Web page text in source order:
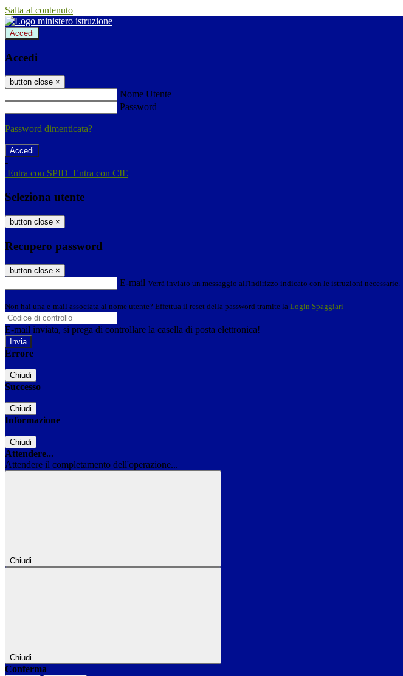
Salta al contenuto
Accedi
Accedi
button close ×
Nome Utente
Password
Password dimenticata?
-
Entra con SPID Entra con CIE
Seleziona utente
button close ×
Recupero password
button close ×
E-mail Verrà inviato un messaggio all'indirizzo indicato con le istruzioni necessarie.
Non hai una e-mail associata al nome utente? Effettua il reset della password tramite la Login Spaggiari
E-mail inviata, si prega di controllare la casella di posta elettronica!
Errore
Chiudi
Successo
Chiudi
Informazione
Chiudi
Attendere...
Attendere il completamento dell'operazione...
Chiudi
Chiudi
Conferma